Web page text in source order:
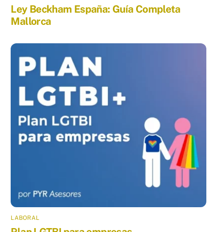
Ley Beckham España: Guía Completa
Mallorca
LABORAL